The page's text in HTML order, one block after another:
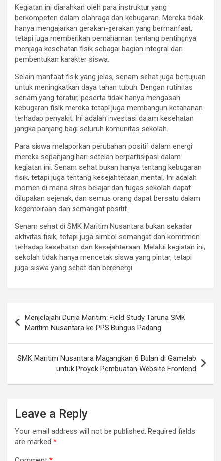
Kegiatan ini diarahkan oleh para instruktur yang
berkompeten dalam olahraga dan kebugaran. Mereka tidak
hanya mengajarkan gerakan-gerakan yang bermanfaat,
tetapi juga memberikan pemahaman tentang pentingnya
menjaga kesehatan fisik sebagai bagian integral dari
pembentukan karakter siswa.
Selain manfaat fisik yang jelas, senam sehat juga bertujuan
untuk meningkatkan daya tahan tubuh. Dengan rutinitas
senam yang teratur, peserta tidak hanya mengasah
kebugaran fisik mereka tetapi juga membangun ketahanan
terhadap penyakit. Ini adalah investasi dalam kesehatan
jangka panjang bagi seluruh komunitas sekolah.
Para siswa melaporkan perubahan positif dalam energi
mereka sepanjang hari setelah berpartisipasi dalam
kegiatan ini. Senam sehat bukan hanya tentang kebugaran
fisik, tetapi juga tentang kesejahteraan mental. Ini adalah
momen di mana stres belajar dan tugas sekolah dapat
dilupakan sejenak, dan semua orang dapat bersatu dalam
kegembiraan dan semangat positif.
Senam sehat di SMK Maritim Nusantara bukan sekadar
aktivitas fisik, tetapi juga simbol semangat dan komitmen
terhadap kesehatan dan kesejahteraan. Melalui kegiatan ini,
sekolah tidak hanya mencetak siswa yang pintar, tetapi
juga siswa yang sehat dan berenergi.
navigation
Menjelajahi Dunia Maritim: Field Study Taruna SMK
Maritim Nusantara ke PPS Bungus Padang
SMK Maritim Nusantara Magangkan 6 Bulan di Gamelab
untuk Proyek Pembuatan Website Frontend
Leave a Reply
Your email address will not be published. Required fields
are marked *